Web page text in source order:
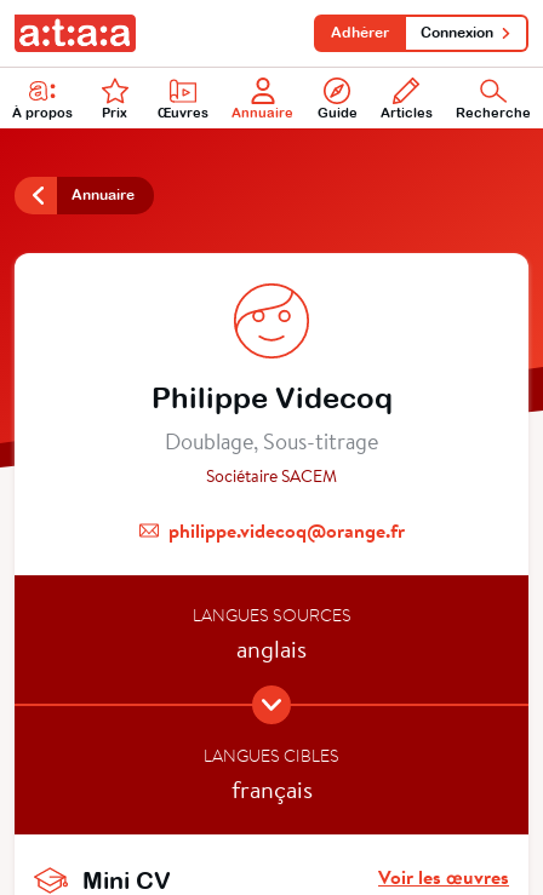
À propos Prix Œuvres Annuaire Guide Articles Recherche
Adhérer Connexion
Annuaire
Philippe Videcoq
Doublage, Sous-titrage
Sociétaire SACEM
philippe.videcoq@orange.fr
LANGUES SOURCES
anglais
LANGUES CIBLES
français
Mini CV Voir les œuvres